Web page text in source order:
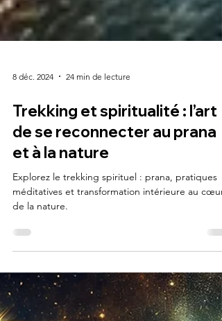
8 déc. 2024 24 min de lecture
Trekking et spiritualité : l’art
et à la nature
Explorez le trekking spirituel : prana, pratiques
de la nature.